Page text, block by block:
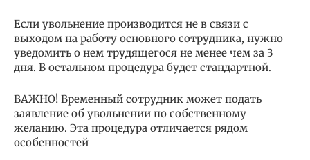
Если увольнение производится не в связи с
выходом на работу основного сотрудника, нужно
уведомить о нем трудящегося не менее чем за 3
дня. В остальном процедура будет стандартной.
ВАЖНО! Временный сотрудник может подать
заявление об увольнении по собственному
желанию. Эта процедура отличается рядом
особенностей